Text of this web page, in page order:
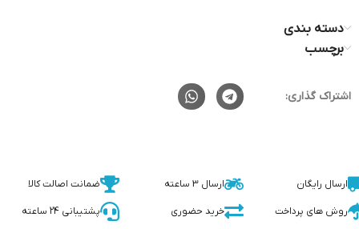
دسته بندی
برچسب
اشتراک گذاری:
ارسال رایگان ارسال 3 ساعته ضمانت اصالت کالا
روش های پرداخت خرید حضوری پشتیبانی 24 ساعته